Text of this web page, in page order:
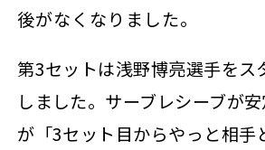
後がなくなりました。
第3セットは浅野博亮選手をス
しました。サーブレシーブが
が「3セット目からやっと相手